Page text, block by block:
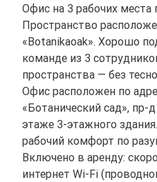
Офис на 3 рабочих
Пространство
«Botanikaoak». Хорошо
команде из 3
пространства — без
Офис расположен по
«Ботанический сад», пр-
этаже 3-этажного
рабочий комфорт по
Включено в аренду:
интернет Wi-Fi